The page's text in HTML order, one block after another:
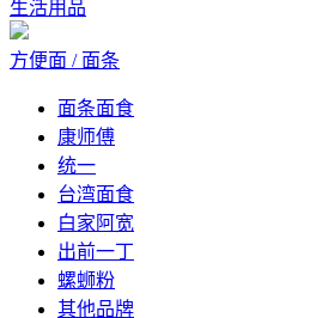
生活用品
方便面 / 面条
面条面食
康师傅
统一
台湾面食
白家阿宽
出前一丁
螺蛳粉
其他品牌